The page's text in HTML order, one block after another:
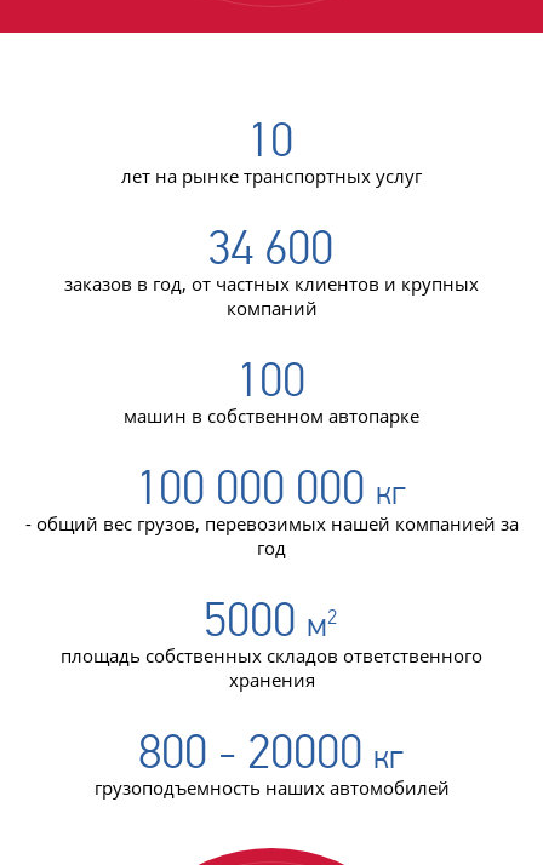
10
лет на рынке транспортных услуг
34 600
заказов в год, от частных клиентов и крупных
компаний
100
машин в собственном автопарке
100 000 000 кг
- общий вес грузов, перевозимых нашей компанией за
год
5000 м2
площадь собственных складов ответственного
хранения
800 - 20000 кг
грузоподъемность наших автомобилей